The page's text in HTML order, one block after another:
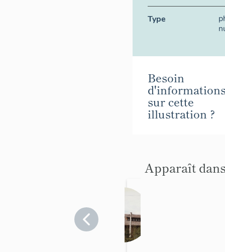
Type
Besoin
sur cette
illustration ?
Apparaît